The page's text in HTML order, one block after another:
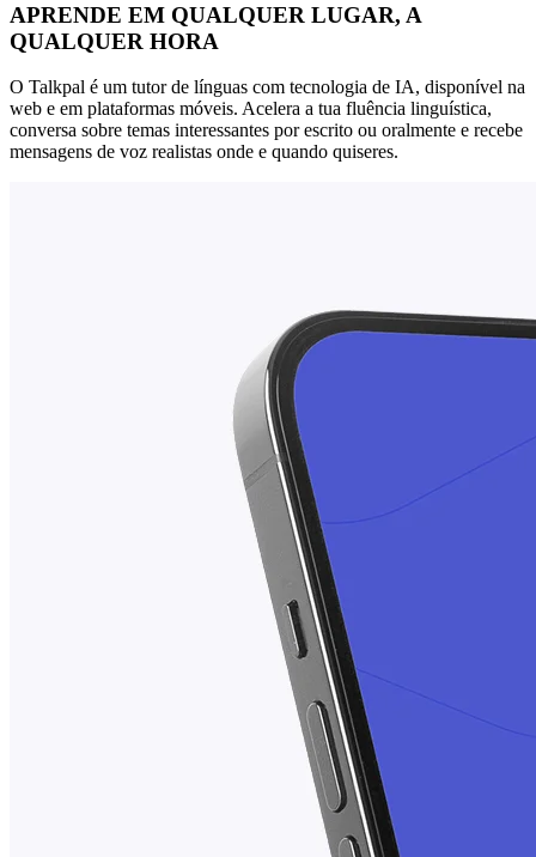
APRENDE EM QUALQUER LUGAR, A
QUALQUER HORA
O Talkpal é um tutor de línguas com tecnologia de IA, disponível na
web e em plataformas móveis. Acelera a tua fluência linguística,
conversa sobre temas interessantes por escrito ou oralmente e recebe
mensagens de voz realistas onde e quando quiseres.